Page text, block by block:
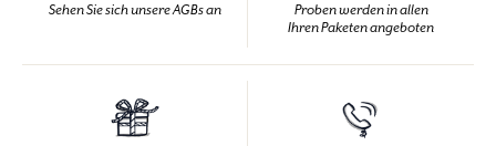
Sehen Sie sich unsere AGBs an
Proben werden in allen
Ihren Paketen angeboten